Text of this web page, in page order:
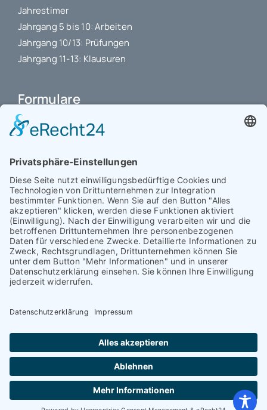
Jahrestimer
Jahrgang 5 bis 10: Arbeiten
Jahrgang 10/13: Prüfungen
Jahrgang 11-13: Klausuren
Formulare
Schulbuchkauf Schuljahr 2026-2027
Antrag auf Erstattung von Auslagen
Interner L-S-Beschwerdezettel
Antrag auf Freistellung vom Unterricht
Antrag für selbstständigen Heimweg bei Unwohlsein
(ab Jg. 9)
Antrag 10GL Pausenregelung
Datenschutz-Information
IT-Nutzungsvereinbarung
Schülerbetriebspraktikum Jg. 8-10
KontaktIImpressumIDatenschutzerklärung
© 2026 Voltaireschule Potsdam – Gesamtschulcampus
mit gymnasialem Bildungsgang